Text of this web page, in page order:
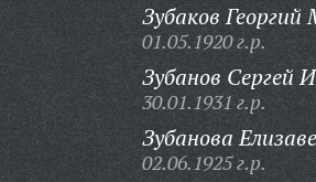
Зубаков Георгий
01.05.1920 г.р.
Зубанов Сергей
30.01.1931 г.р.
Зубанова
02.06.1925 г.р.